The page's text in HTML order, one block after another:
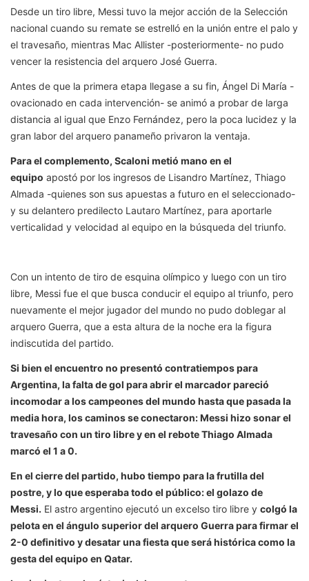
Desde un tiro libre, Messi tuvo la mejor acción de la Selección
nacional cuando su remate se estrelló en la unión entre el palo y
el travesaño, mientras Mac Allister -posteriormente- no pudo
vencer la resistencia del arquero José Guerra.
Antes de que la primera etapa llegase a su fin, Ángel Di María -
ovacionado en cada intervención- se animó a probar de larga
distancia al igual que Enzo Fernández, pero la poca lucidez y la
gran labor del arquero panameño privaron la ventaja.
Para el complemento, Scaloni metió mano en el
equipo apostó por los ingresos de Lisandro Martínez, Thiago
Almada -quienes son sus apuestas a futuro en el seleccionado-
y su delantero predilecto Lautaro Martínez, para aportarle
verticalidad y velocidad al equipo en la búsqueda del triunfo.
Con un intento de tiro de esquina olímpico y luego con un tiro
libre, Messi fue el que busca conducir el equipo al triunfo, pero
nuevamente el mejor jugador del mundo no pudo doblegar al
arquero Guerra, que a esta altura de la noche era la figura
indiscutida del partido.
Si bien el encuentro no presentó contratiempos para
Argentina, la falta de gol para abrir el marcador pareció
incomodar a los campeones del mundo hasta que pasada la
media hora, los caminos se conectaron: Messi hizo sonar el
travesaño con un tiro libre y en el rebote Thiago Almada
marcó el 1 a 0.
En el cierre del partido, hubo tiempo para la frutilla del
postre, y lo que esperaba todo el público: el golazo de
Messi. El astro argentino ejecutó un excelso tiro libre y colgó la
pelota en el ángulo superior del arquero Guerra para firmar el
2-0 definitivo y desatar una fiesta que será histórica como la
gesta del equipo en Qatar.